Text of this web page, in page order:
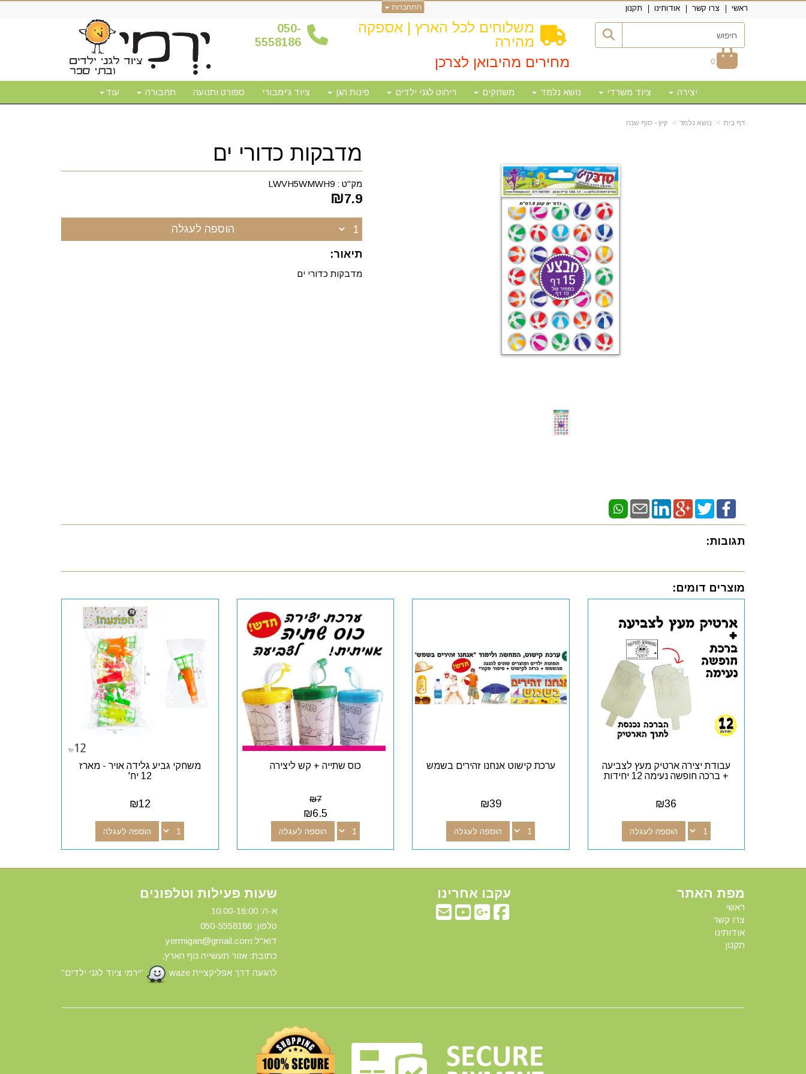
התחברות ראשי צרו קשר אודותינו תקנון
0
משלוחים לכל הארץ | אספקה
מהירה
050-
5558186
מחירים מהיבואן לצרכן
יצירה ציוד משרדי נושא נלמד משחקים ריהוט לגני ילדים פינות הגן ציוד ג'ימבורי ספורט ותנועה תחבורה עוד
דף בית נושא נלמד קיץ - סוף שנה
מדבקות כדורי ים
מק"ט :LWVH5WMWH9
₪7.9
הוספה לעגלה
תיאור:
מדבקות כדורי ים
תגובות:
מוצרים דומים:
עבודת יצירה ארטיק מעץ לצביעה
+ ברכה חופשה נעימה 12 יחידות
₪36
הוספה לעגלה
ערכת קישוט אנחנו זהירים בשמש
₪39
הוספה לעגלה
כוס שתייה + קש ליצירה
₪7
₪6.5
הוספה לעגלה
משחקי גביע גלידה אויר - מארז
12 יח'
₪12
הוספה לעגלה
מפת האתר
ראשי
צרו קשר
אודותינו
תקנון
עקבו אחרינו שעות פעילות וטלפונים
א-ה: 10:00-18:00
טלפון: 0 50-5558186
דוא"ל:yermigan@gmail.com
כתובת: אזור תעשייה נוף הארץ,
להגעה דרך אפליקציית waze
"ירמי ציוד לגני ילדים"